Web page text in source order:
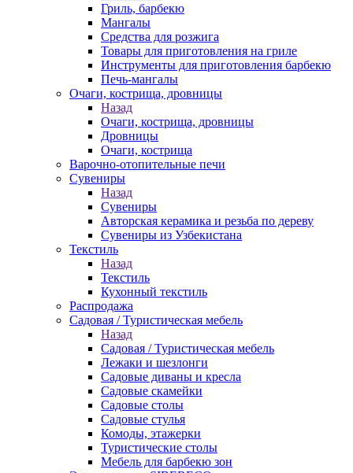
Гриль, барбекю
Мангалы
Средства для розжига
Товары для приготовления на гриле
Инструменты для приготовления барбекю
Печь-мангалы
Очаги, кострища, дровницы
Назад
Очаги, кострища, дровницы
Дровницы
Очаги, кострища
Варочно-отопительные печи
Сувениры
Назад
Сувениры
Авторская керамика и резьба по дереву
Сувениры из Узбекистана
Текстиль
Назад
Текстиль
Кухонный текстиль
Распродажа
Садовая / Туристическая мебель
Назад
Садовая / Туристическая мебель
Лежаки и шезлонги
Садовые диваны и кресла
Садовые скамейки
Садовые столы
Садовые стулья
Комоды, этажерки
Туристические столы
Мебель для барбекю зон